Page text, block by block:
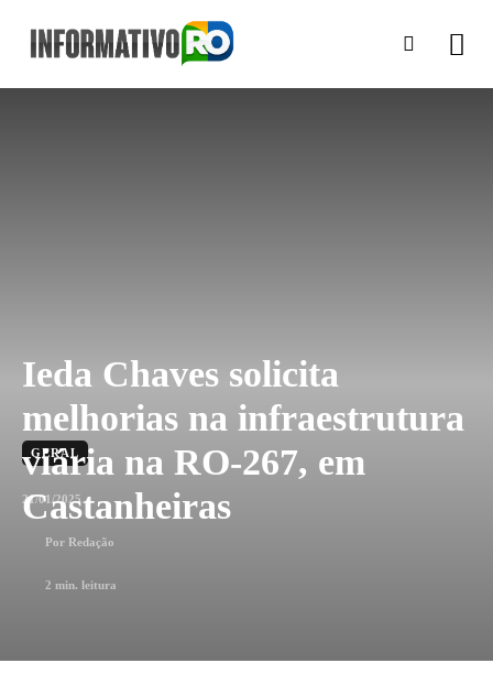
Ieda Chaves solicita
melhorias na infraestrutura
viária na RO-267, em
Castanheiras
GERAL
21/01/2025
Por Redação
2 min. leitura